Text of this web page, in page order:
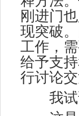
刚进门
现突破
工作，
给予支
行讨论
我试译